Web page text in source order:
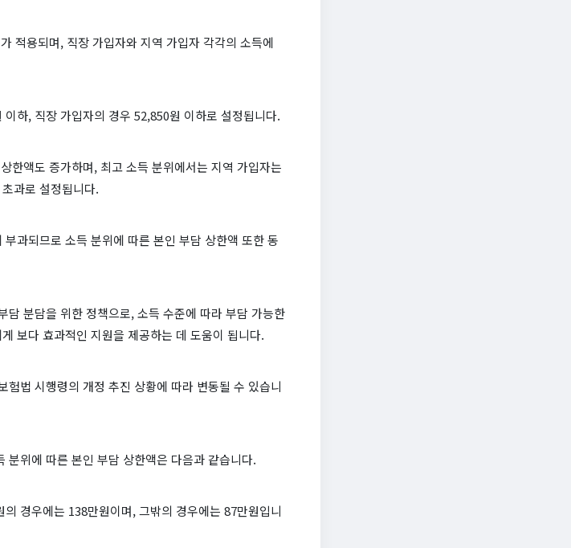
적용되며, 직장 가입자와 지역 가입자 각각의 소득에
하, 직장 가입자의 경우 52,850원 이하로 설정됩니다.
한액도 증가하며, 최고 소득 분위에서는 지역 가입자는
과로 설정됩니다.
과되므로 소득 분위에 따른 본인 부담 상한액 또한 동
담 분담을 위한 정책으로, 소득 수준에 따라 부담 가능한
보다 효과적인 지원을 제공하는 데 도움이 됩니다.
험법 시행령의 개정 추진 상황에 따라 변동될 수 있습니
분위에 따른 본인 부담 상한액은 다음과 같습니다.
경우에는 138만원이며, 그밖의 경우에는 87만원입니